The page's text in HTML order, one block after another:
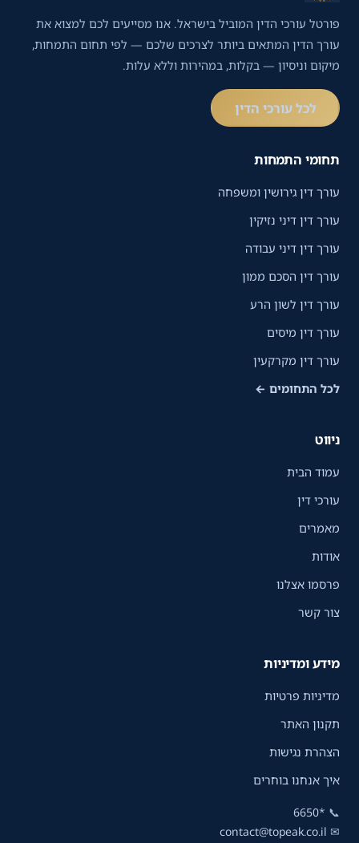
פורטל עורכי הדין המוביל בישראל. אנו מסייעים לכם למצוא את
עורך הדין המתאים ביותר לצרכים שלכם — לפי תחום התמחות,
מיקום וניסיון — בקלות, במהירות וללא עלות.
לכל עורכי הדין
תחומי התמחות
עורך דין גירושין ומשפחה
עורך דין דיני נזיקין
עורך דין דיני עבודה
עורך דין הסכם ממון
עורך דין לשון הרע
עורך דין מיסים
עורך דין מקרקעין
לכל התחומים ←
ניווט
עמוד הבית
עורכי דין
מאמרים
אודות
פרסמו אצלנו
צור קשר
מידע ומדיניות
מדיניות פרטיות
תקנון האתר
הצהרת נגישות
איך אנחנו בוחרים
📞
*6650
✉
contact@topeak.co.il